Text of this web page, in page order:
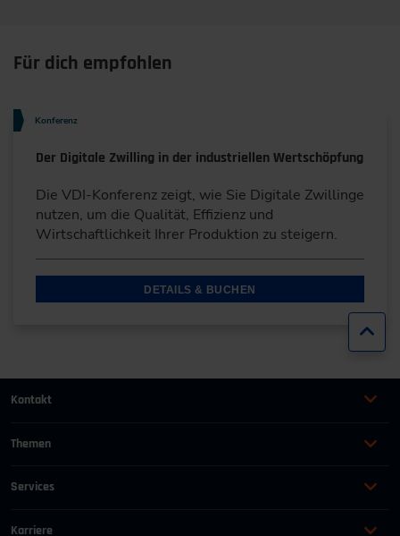
Für dich empfohlen
Konferenz
Der Digitale Zwilling in der industriellen Wertschöpfung
Die VDI-Konferenz zeigt, wie Sie Digitale Zwillinge
nutzen, um die Qualität, Effizienz und
Wirtschaftlichkeit Ihrer Produktion zu steigern.
DETAILS & BUCHEN
Kontakt
+49 (0)2116214-201
+49 (0)2116214-154
wissensforum
Themen
Bauen und Gebäude
Services
Karriere